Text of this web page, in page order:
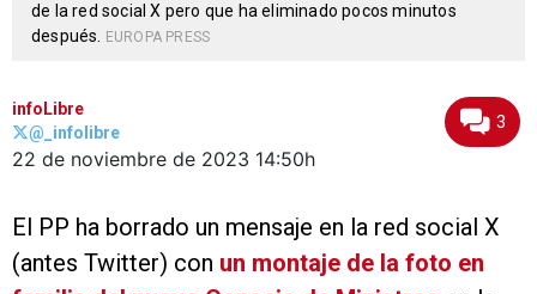
de la red social X pero que ha eliminado pocos minutos
después.
EUROPA PRESS
infoLibre
@_infolibre
22 de noviembre de 2023 14:50h
3
El PP ha borrado un mensaje en la red social X
(antes Twitter) con un montaje de la foto en